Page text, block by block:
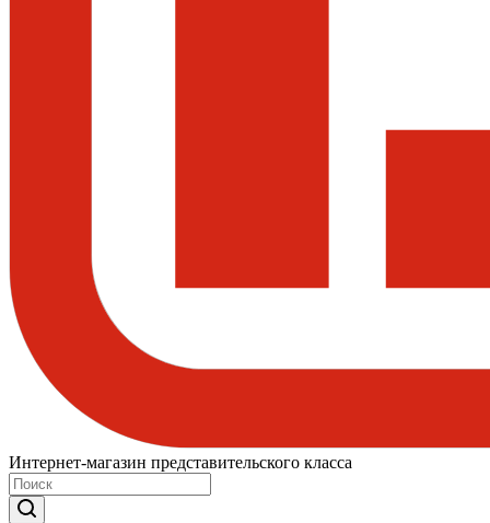
Интернет-магазин представительского класса